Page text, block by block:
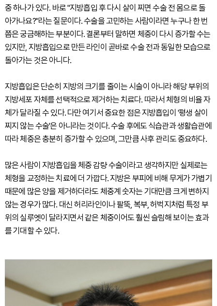
중 하나가 있다. 바로 "지방흡입 후 다시 살이 찌면 수술 전 몸으로 돌
아가나요?"라는 질문이다. 수술을 고민하는 사람이라면 누구나 한 번
쯤은 궁금해하는 부분이다. 결론부터 말하면 체중이 다시 증가할 수는
있지만, 지방흡입으로 만든 라인이 곧바로 수술 전과 동일한 모습으로
돌아가는 것은 아니다.
지방흡입은 단순히 지방의 크기를 줄이는 시술이 아니라 해당 부위의
지방세포 자체를 선택적으로 제거하는 치료다. 따라서 체형의 비율 자
체가 달라질 수 있다. 다만 여기서 중요한 점은 지방흡입이 '평생 살이
찌지 않는 수술'은 아니라는 것이다. 수술 후에도 식습관과 생활습관에
따라 체중은 충분히 증가할 수 있으며, 그만큼 사후 관리도 중요하다.
많은 사람이 지방흡입을 체중 감량 수술이라고 생각하지만 실제로는
체형을 교정하는 치료에 더 가깝다. 지방은 부피에 비해 무게가 가볍기
때문에 많은 양을 제거하더라도 체중계 숫자는 기대만큼 크게 변하지
않는 경우가 많다. 대신 허리라인이나 팔뚝, 복부, 허벅지처럼 특정 부
위의 실루엣이 달라지면서 같은 체중이어도 훨씬 슬림해 보이는 효과
를 기대할 수 있다.